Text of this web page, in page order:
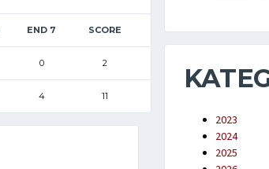
END 7 SCORE
0 2
4 11
2023
2024
2025